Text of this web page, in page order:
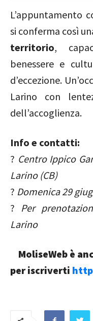
L’appuntamento
si conferma così
territorio,
benessere e
d’eccezione.
Larino con
dell’accoglienza.
Info e contatti:
? Centro Ippico
Larino (CB)
? Domenica 29
? Per
Larino
MoliseWeb è
per iscriverti